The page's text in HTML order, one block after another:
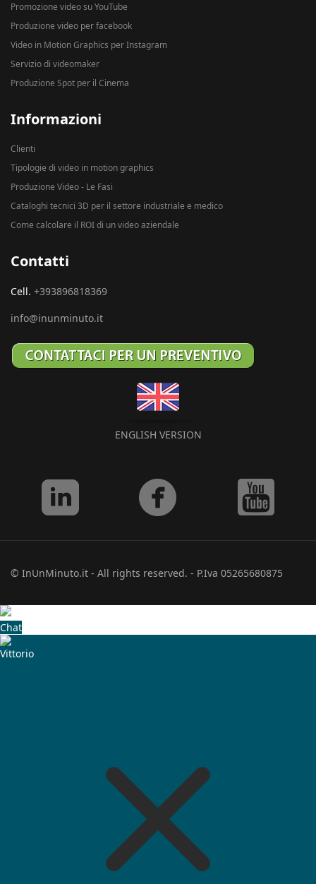
Promozione video su YouTube
Produzione video per facebook
Video in Motion Graphics per Instagram
Servizio di videomaker
Produzione Spot per il Cinema
Informazioni
Clienti
Tipologie di video in motion graphics
Produzione Video - Le Fasi
Cataloghi tecnici 3D per il settore industriale e medico
Come calcolare il ROI di un video aziendale
Contatti
Cell. +393896818369
info@inunminuto.it
ENGLISH VERSION
© InUnMinuto.it - All rights reserved. - P.Iva 05265680875
Chat
Vittorio